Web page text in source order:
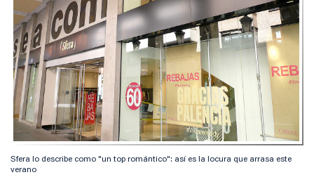
Sfera lo describe como "un top romántico": así es la locura que arrasa este
verano